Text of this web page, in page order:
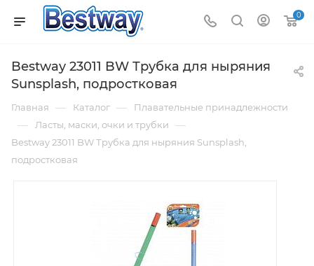
0
Bestway 23011 BW Трубка для ныряния
Sunsplash, подростковая
Главная — Каталог — Плавательные принадлежности
— Ласты, маски, очки и трубки —
Bestway 23011 BW Трубка для ныряния Sunsplash,
подростковая